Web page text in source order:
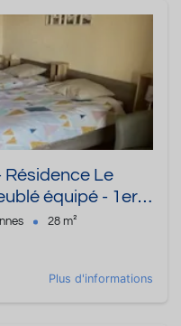
Résidence Le
équipé - 1er
28 m²
Plus d'informations